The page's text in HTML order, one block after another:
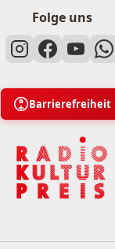
Folge uns
Barrierefreiheit